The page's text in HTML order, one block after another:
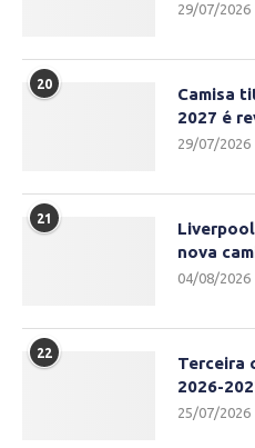
29/07/2026
20
Camisa
2027 é
29/07/2026
21
nova
04/08/2026
22
Terceira
2026-
25/07/2026